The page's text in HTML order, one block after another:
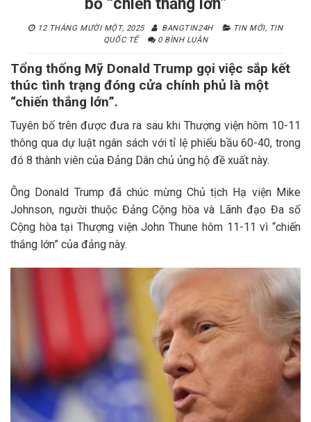
bố “chiến thắng lớn”
12 THÁNG MƯỜI MỘT, 2025 BANGTIN24H TIN MỚI, TIN
QUỐC TẾ
0 BÌNH LUẬN
Tổng thống Mỹ Donald Trump gọi việc sắp kết
thúc tình trạng đóng cửa chính phủ là một
“chiến thắng lớn”.
Tuyên bố trên được đưa ra sau khi Thượng viện hôm 10-11
thông qua dự luật ngân sách với tỉ lệ phiếu bầu 60-40, trong
đó 8 thành viên của Đảng Dân chủ ủng hộ đề xuất này.
Ông Donald Trump đã chúc mừng Chủ tịch Hạ viện Mike
Johnson, người thuộc Đảng Cộng hòa và Lãnh đạo Đa số
Cộng hòa tại Thượng viện John Thune hôm 11-11 vì “chiến
thắng lớn” của đảng này.